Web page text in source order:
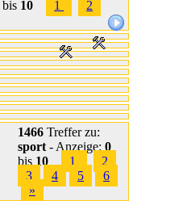
bis 10 1
2
1466 Treffer zu:
sport - Anzeige: 0
bis 10 1
2
3
4 5
6
»